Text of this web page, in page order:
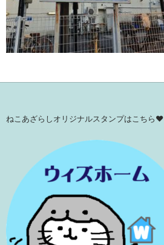
ねこあざらしオリジナルスタンプはこちら♥